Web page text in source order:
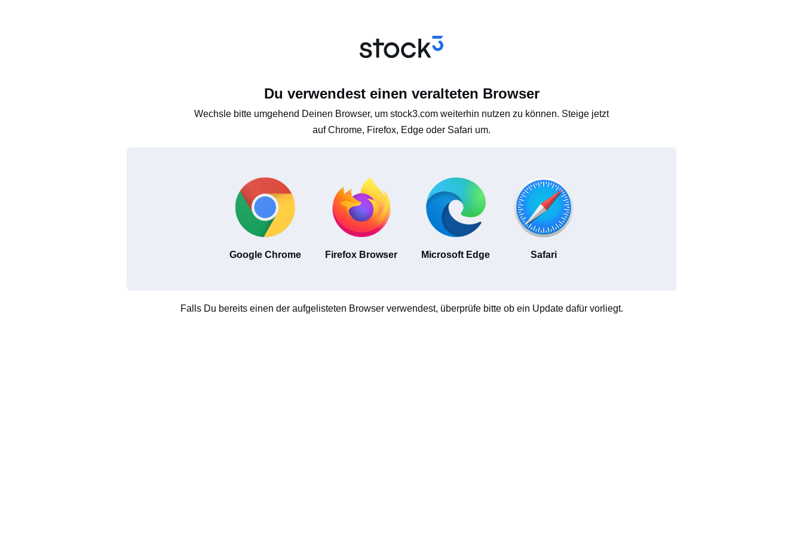
Du verwendest einen veralteten Browser
Wechsle bitte umgehend Deinen Browser, um stock3.com weiterhin nutzen zu können. Steige jetzt
auf Chrome, Firefox, Edge oder Safari um.
Google Chrome Firefox Browser Microsoft Edge Safari
Falls Du bereits einen der aufgelisteten Browser verwendest, überprüfe bitte ob ein Update dafür vorliegt.